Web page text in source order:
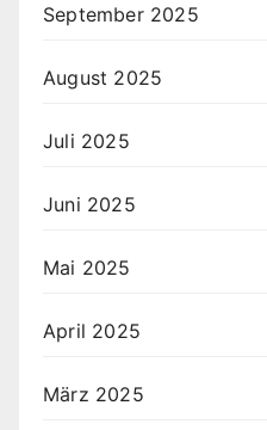
September 2025
August 2025
Juli 2025
Juni 2025
Mai 2025
April 2025
März 2025